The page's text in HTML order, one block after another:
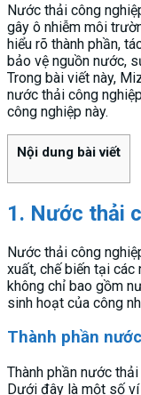
Nước thải công
gây ô nhiễm môi
hiểu rõ thành phần,
bảo vệ nguồn nước,
Trong bài viết này,
nước thải công
công nghiệp này.
Nội dung bài viết
1. Nước thải
Nước thải công
xuất, chế biến tại các
không chỉ bao gồm
sinh hoạt của công
Thành phần
Thành phần nước
Dưới đây là một số